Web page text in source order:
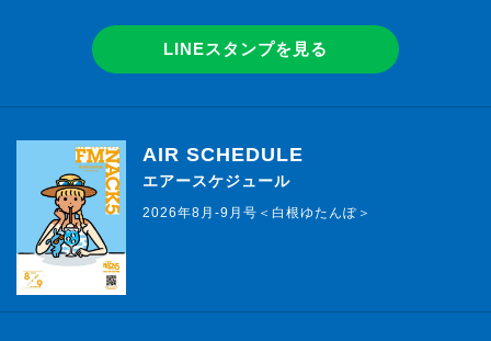
LINEスタンプを見る
AIR SCHEDULE
エアースケジュール
2026年8月-9月号＜白根ゆたんぽ＞